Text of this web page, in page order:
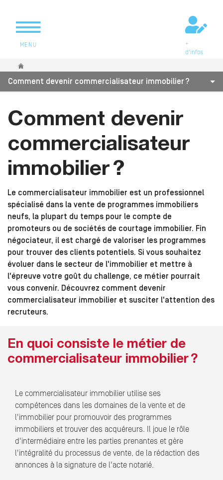
MENU
+
d'infos
Vous êtes ici
Comment devenir commercialisateur immobilier ?
Comment devenir
commercialisateur
immobilier ?
Le commercialisateur immobilier est un professionnel
spécialisé dans la vente de programmes immobiliers
neufs, la plupart du temps pour le compte de
promoteurs ou de sociétés de courtage immobilier. Fin
négociateur, il est chargé de valoriser les programmes
pour trouver des clients potentiels. Si vous souhaitez
évoluer dans le secteur de l'immobilier et mettre à
l'épreuve votre goût du challenge, ce métier pourrait
vous convenir. Découvrez comment devenir
commercialisateur immobilier et susciter l'attention des
recruteurs.
En quoi consiste le métier de
commercialisateur immobilier ?
Le commercialisateur immobilier utilise ses
compétences dans les domaines de la vente et de
l'immobilier pour promouvoir des programmes
immobiliers et trouver des acquéreurs. Il joue le rôle
d'intermédiaire entre les parties prenantes et gère
l'intégralité du processus de vente, de la rédaction des
annonces à la signature de l'acte notarié.